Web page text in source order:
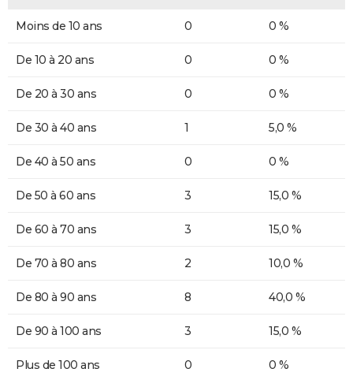
Moins de 10 ans 0 0 %
De 10 à 20 ans 0 0 %
De 20 à 30 ans 0 0 %
De 30 à 40 ans 1 5,0 %
De 40 à 50 ans 0 0 %
De 50 à 60 ans 3 15,0 %
De 60 à 70 ans 3 15,0 %
De 70 à 80 ans 2 10,0 %
De 80 à 90 ans 8 40,0 %
De 90 à 100 ans 3 15,0 %
Plus de 100 ans 0 0 %